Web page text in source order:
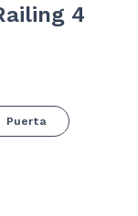
4
Puerta